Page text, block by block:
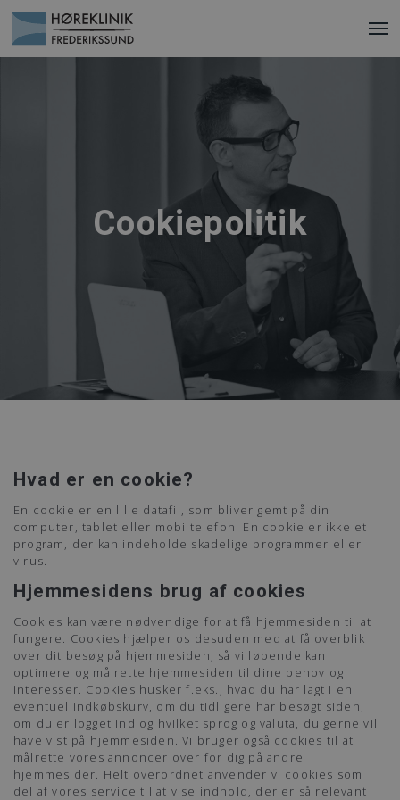
Cookiepolitik
Hvad er en cookie?
En cookie er en lille datafil, som bliver gemt på din
computer, tablet eller mobiltelefon. En cookie er ikke et
program, der kan indeholde skadelige programmer eller
virus.
Hjemmesidens brug af cookies
Cookies kan være nødvendige for at få hjemmesiden til at
fungere. Cookies hjælper os desuden med at få overblik
over dit besøg på hjemmesiden, så vi løbende kan
optimere og målrette hjemmesiden til dine behov og
interesser. Cookies husker f.eks., hvad du har lagt i en
eventuel indkøbskurv, om du tidligere har besøgt siden,
om du er logget ind og hvilket sprog og valuta, du gerne vil
have vist på hjemmesiden. Vi bruger også cookies til at
målrette vores annoncer over for dig på andre
hjemmesider. Helt overordnet anvender vi cookies som
del af vores service til at vise indhold, der er så relevant